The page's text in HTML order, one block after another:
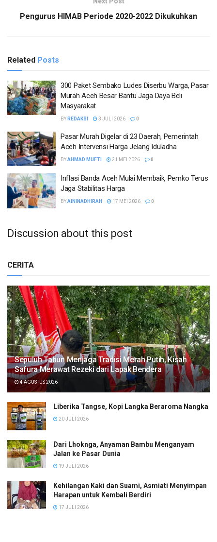
Pengurus HIMAB Periode 2020-2022 Dikukuhkan
Related Posts
300 Paket Sembako Ludes Diserbu Warga, Pasar
Murah Aceh Besar Bantu Jaga Daya Beli
Masyarakat
BY REDAKSI 3 JULI 2026 0
Pasar Murah Digelar di 23 Daerah, Pemerintah
Aceh Intervensi Harga Jelang Iduladha
BYAHMAD MUFTI 21 MEI 2026 0
Inflasi Banda Aceh Mulai Membaik, Pemko Terus
Jaga Stabilitas Harga
BYAININADHIRAH 17 MEI 2026 0
Discussion about this post
CERITA
Sepuluh Tahun Menjaga Tradisi Merah Putih, Kisah
Safura Merawat Rezeki dari Lapak Bendera
4 AGUSTUS 2026
Liberika Tangse, Kopi Langka Beraroma Nangka
20 JULI 2026
Dari Lhoknga, Anyaman Bambu Menganyam
Jalan ke Pasar Dunia
19 JULI 2026
Kehilangan Kaki dan Suami, Asmiati Menyimpan
Harapan untuk Kembali Berdiri
17 JULI 2026